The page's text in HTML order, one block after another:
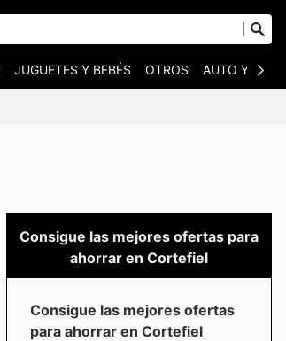
JUGUETES Y BEBÉS OTROS AUTO Y
Consigue las mejores ofertas para
ahorrar en Cortefiel
Consigue las mejores ofertas
para ahorrar en Cortefiel